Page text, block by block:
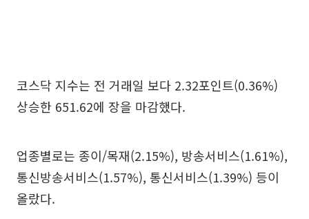
코스닥 지수는 전 거래일 보다 2.32포인트(0.36%)
상승한 651.62에 장을 마감했다.
업종별로는 종이/목재(2.15%), 방송서비스(1.61%),
통신방송서비스(1.57%), 통신서비스(1.39%) 등이
올랐다.